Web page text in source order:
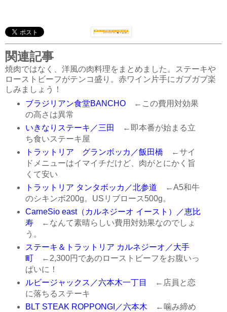
関連記事
焼肉ではなく、洋風の肉料理をまとめました。ステーキや
ローストビーフがテンコ盛り。赤ワイン片手にガブガブ楽
しみましょう！
ブラジリアン食堂BANCHO←この費用対効果
の高さは異常
いきなりステーキ／三田
←即本番が始まる立
ち食いステーキ屋
トラットリア グランボッカ／飯田橋 ←サイ
ドメニューはイマイチだけど、肉がとにかく旨
くて安い
トラットリア タンタボッカ／北参道 ←A5和牛
のシキンボ200g。USリブロース500g。
CarneSio east（カルネジーオ イースト）／恵比
寿←なんて素晴らしい費用対効果なのでしょ
う。
ステーキ＆トラットリア カルネジーオ／大手
町←2,300円であのローストビーフをお腹いっ
ぱいに！
ルビージャックス／六本木一丁目
←店員と恋
に落ちるステーキ
BLT STEAK ROPPONGI／六本木 ←噛み締め